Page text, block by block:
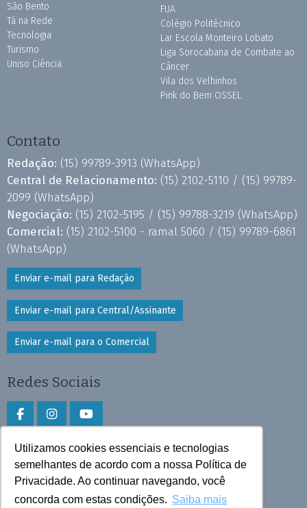
Utilizamos cookies essenciais e tecnologias
semelhantes de acordo com a nossa Política de
Privacidade. Ao continuar navegando, você
concorda com estas condições. Saiba mais
São Bento
Tá na Rede
Tecnologia
Turismo
Uniso Ciência
FUA
Colégio Politécnico
Lar Escola Monteiro Lobato
Liga Sorocabana de Combate ao
Câncer
Vila dos Velhinhos
Pink do Bem OSSEL
Contato
Redação: (15) 99789-3913 (WhatsApp)
Central de Relacionamento: (15) 2102-5110 / (15) 99789-
2099 (WhatsApp)
Negociação: (15) 2102-5195 / (15) 99788-3219 (WhatsApp)
Comercial: (15) 2102-5100 - ramal 5060 / (15) 99789-6861
(WhatsApp)
Enviar e-mail para Redação
Enviar e-mail para Central/Assinante
Enviar e-mail para o Comercial
Redes Sociais
Faça download do aplicativo
Play Store e App Store